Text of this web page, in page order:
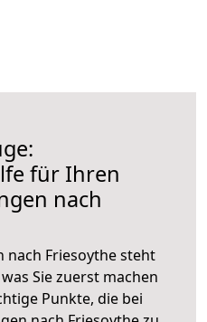
für Ihren
nach
nach Friesoythe steht
Sie zuerst machen
Punkte, die bei